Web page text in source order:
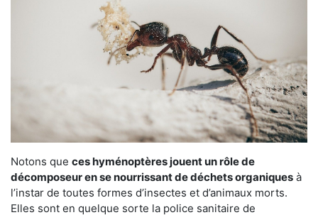
Notons que ces hyménoptères jouent un rôle de
décomposeur en se nourrissant de déchets organiques à
l’instar de toutes formes d’insectes et d’animaux morts.
Elles sont en quelque sorte la police sanitaire de